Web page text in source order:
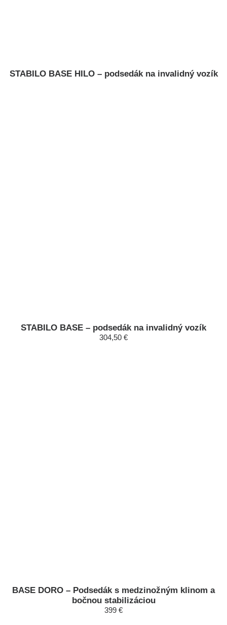
STABILO BASE HILO – podsedák na invalidný vozík
STABILO BASE – podsedák na invalidný vozík
304,50 €
BASE DORO – Podsedák s medzinožným klinom a
bočnou stabilizáciou
399 €